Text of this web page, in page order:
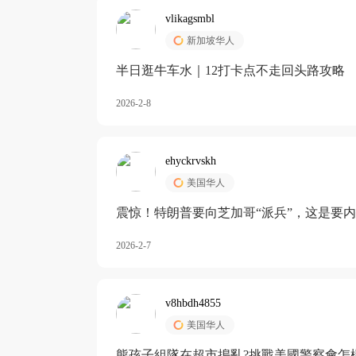
vlikagsmbl
新加坡华人
半日逛牛车水｜12打卡点不走回头路攻略
2026-2-8
ehyckrvskh
美国华人
震惊！特朗普要向芝加哥“派兵”，这是要
2026-2-7
v8hbdh4855
美国华人